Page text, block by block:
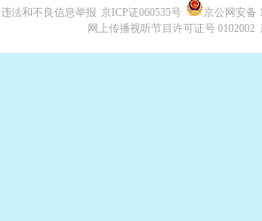
违法和不良信息举报 京ICP证060535号
京公网安备
网上传播视听节目许可证号 0102002